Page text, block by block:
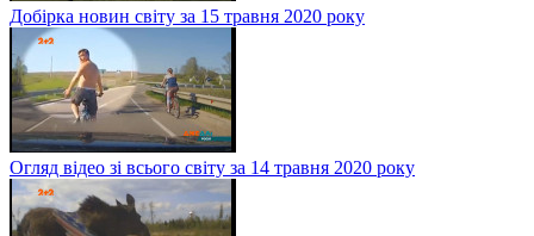
Добірка новин світу за 15 травня 2020 року
Огляд відео зі всього світу за 14 травня 2020 року